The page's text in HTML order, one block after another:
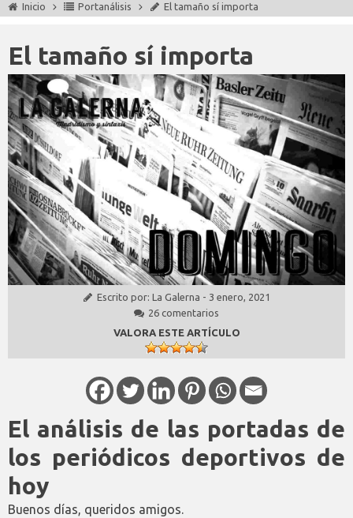
Inicio Portanálisis El tamaño sí importa
El tamaño sí importa
Escrito por: La Galerna - 3 enero, 2021
26 comentarios
VALORA ESTE ARTÍCULO
El análisis de las portadas de
los periódicos deportivos de
hoy
Buenos días, queridos amigos.